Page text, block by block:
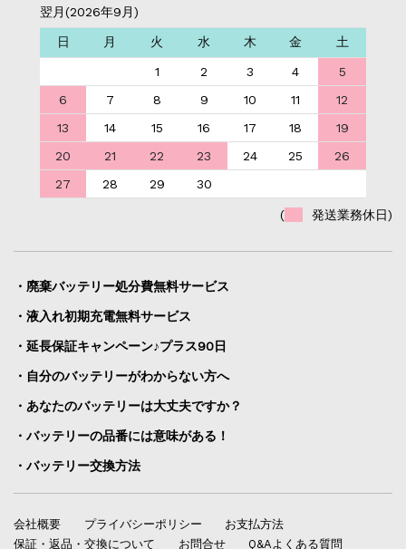
翌月(2026年9月)
日 月 火 水 木 金 土
1 2 3 4
5
6
7 8 9 10 11
12
13
14 15 16 17 18
19
20
21 22 23 24 25
26
27
28 29 30
( 発送業務休日)
・廃棄バッテリー処分費無料サービス
・液入れ初期充電無料サービス
・延長保証キャンペーン♪プラス90日
・自分のバッテリーがわからない方へ
・あなたのバッテリーは大丈夫ですか？
・バッテリーの品番には意味がある！
・バッテリー交換方法
会社概要 プライバシーポリシー
お支払方法
保証・返品・交換について
お問合せ Q&Aよくある質問